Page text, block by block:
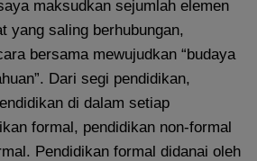
maksudkan sejumlah elemen
yang saling berhubungan,
bersama mewujudkan “budaya
Dari segi pendidikan,
di dalam setiap
formal, pendidikan non-formal
Pendidikan formal didanai oleh